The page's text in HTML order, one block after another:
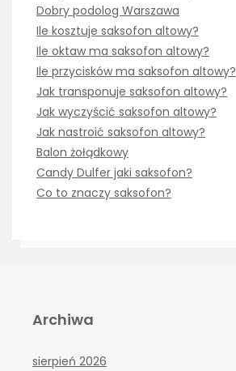
Dobry podolog Warszawa
Ile kosztuje saksofon altowy?
Ile oktaw ma saksofon altowy?
Ile przycisków ma saksofon altowy?
Jak transponuje saksofon altowy?
Jak wyczyścić saksofon altowy?
Jak nastroić saksofon altowy?
Balon żołądkowy
Candy Dulfer jaki saksofon?
Co to znaczy saksofon?
Archiwa
sierpień 2026